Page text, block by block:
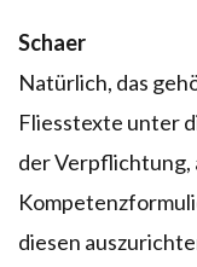
Schaer
Natürlich, das
Fliesstexte unter
der Verpflichtung,
diesen